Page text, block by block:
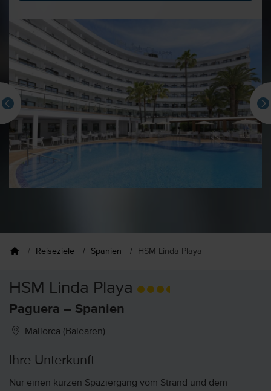
Reiseziele Spanien HSM Linda Playa
HSM Linda Playa
Paguera – Spanien
Mallorca (Balearen)
Ihre Unterkunft
Nur einen kurzen Spaziergang vom Strand und dem